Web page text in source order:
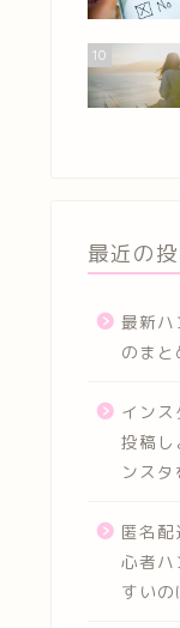
10
最近の
最新ハ
のま
イン
投稿し
ンス
匿名
心者ハ
すいの